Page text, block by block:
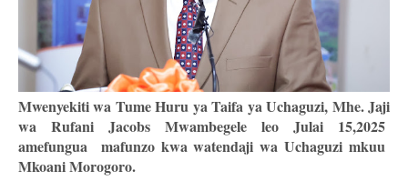
Mwenyekiti wa Tume Huru ya Taifa ya Uchaguzi, Mhe. Jaji
wa Rufani Jacobs Mwambegele leo Julai 15,2025
amefungua mafunzo kwa watendaji wa Uchaguzi mkuu
Mkoani Morogoro.